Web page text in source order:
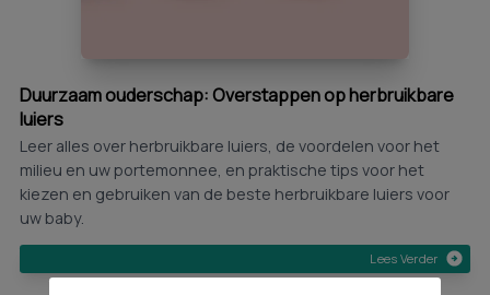
Duurzaam ouderschap: Overstappen op herbruikbare
luiers
Leer alles over herbruikbare luiers, de voordelen voor het
milieu en uw portemonnee, en praktische tips voor het
kiezen en gebruiken van de beste herbruikbare luiers voor
uw baby.
Lees Verder